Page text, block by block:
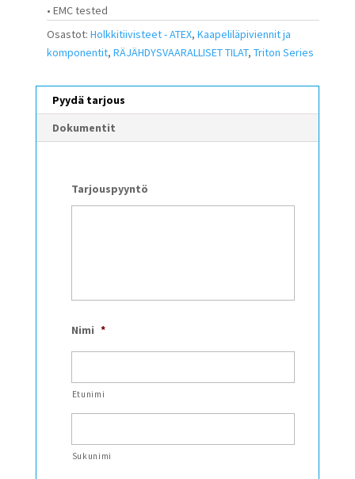
• EMC tested
Osastot: Holkkitiivisteet - ATEX, Kaapeliläpiviennit ja
komponentit, RÄJÄHDYSVAARALLISET TILAT, Triton Series
Pyydä tarjous
Dokumentit
Tarjouspyyntö
Nimi *
Etunimi
Sukunimi